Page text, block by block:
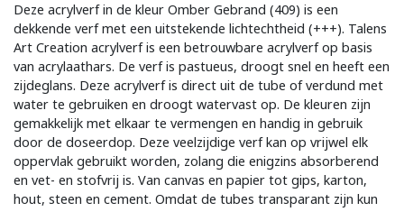
Deze acrylverf in de kleur Omber Gebrand (409) is een
dekkende verf met een uitstekende lichtechtheid (+++). Talens
Art Creation acrylverf is een betrouwbare acrylverf op basis
van acrylaathars. De verf is pastueus, droogt snel en heeft een
zijdeglans. Deze acrylverf is direct uit de tube of verdund met
water te gebruiken en droogt watervast op. De kleuren zijn
gemakkelijk met elkaar te vermengen en handig in gebruik
door de doseerdop. Deze veelzijdige verf kan op vrijwel elk
oppervlak gebruikt worden, zolang die enigzins absorberend
en vet- en stofvrij is. Van canvas en papier tot gips, karton,
hout, steen en cement. Omdat de tubes transparant zijn kun